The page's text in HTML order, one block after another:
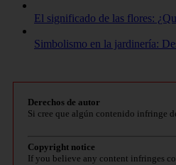
El significado de las flores:
Simbolismo en la jardinería:
Derechos de autor
Si cree que algún contenido infringe
Copyright notice
If you believe any content infringes